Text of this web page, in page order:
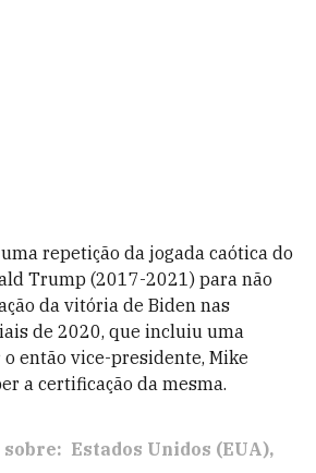
repetição da jogada caótica do
Trump (2017-2021) para não
da vitória de Biden nas
de 2020, que incluiu uma
então vice-presidente, Mike
a certificação da mesma.
sobre: Estados Unidos (EUA)